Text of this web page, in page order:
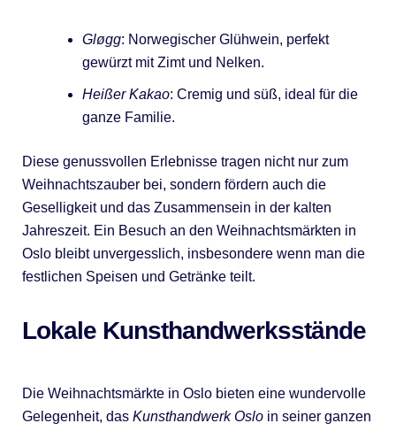
Gløgg: Norwegischer Glühwein, perfekt
gewürzt mit Zimt und Nelken.
Heißer Kakao: Cremig und süß, ideal für die
ganze Familie.
Diese genussvollen Erlebnisse tragen nicht nur zum
Weihnachtszauber bei, sondern fördern auch die
Geselligkeit und das Zusammensein in der kalten
Jahreszeit. Ein Besuch an den Weihnachtsmärkten in
Oslo bleibt unvergesslich, insbesondere wenn man die
festlichen Speisen und Getränke teilt.
Lokale Kunsthandwerksstände
Die Weihnachtsmärkte in Oslo bieten eine wundervolle
Gelegenheit, das Kunsthandwerk Osloin seiner ganzen